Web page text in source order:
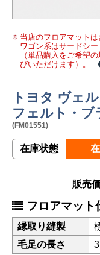
当店のフロアマットは
ワゴン系はサードシ
（単品購入をご希望
びいただけます）。
トヨタ ヴェ
フェルト・ブ
(FM01551)
在庫状態
販売
フロアマット
縁取り縫製
毛足の長さ